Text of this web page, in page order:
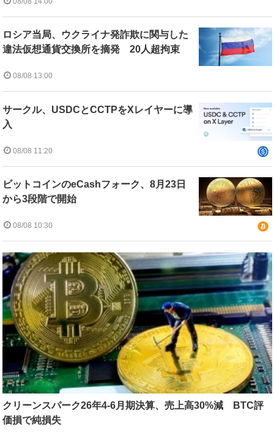
ロシア当局、ウクライナ発詐欺に関与した
違法仮想通貨交換所を摘発 20人超拘束
08/08 13:00
サークル、USDCとCCTPをXレイヤーに導
入
08/08 11:20
ビットコインのeCashフォーク、8月23日
から3段階で開始
08/08 10:30
クリーンスパーク26年4-6月期決算、売上高30%減 BTC評
価損で純損失